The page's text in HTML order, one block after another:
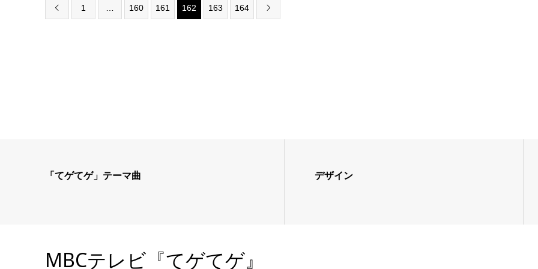
 1 160 161 162 163 164 
「てゲてゲ」テーマ曲 デザイン
MBCテレビ『てゲてゲ』